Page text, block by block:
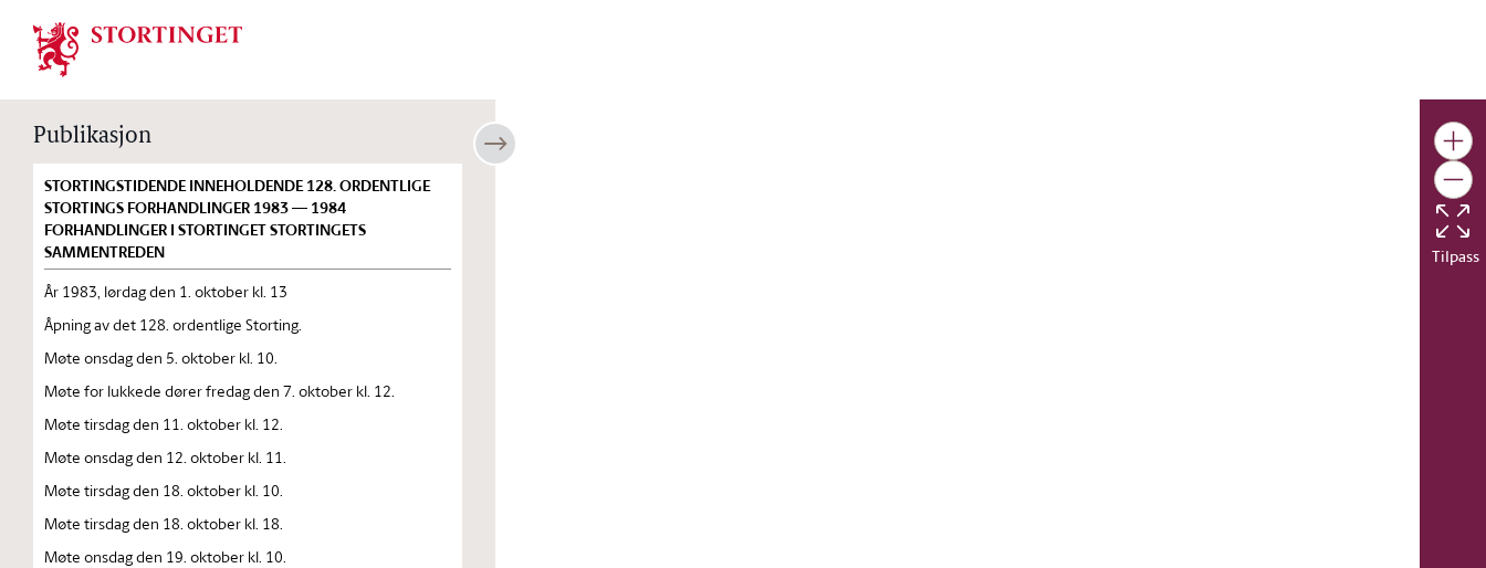
Stortinget.no
Publikasjon
STORTINGSTIDENDE INNEHOLDENDE 128. ORDENTLIGE
STORTINGS FORHANDLINGER 1983 — 1984
FORHANDLINGER I STORTINGET STORTINGETS
SAMMENTREDEN
År 1983, lørdag den 1. oktober kl. 13
Åpning av det 128. ordentlige Storting.
Møte onsdag den 5. oktober kl. 10.
Møte for lukkede dører fredag den 7. oktober kl. 12.
Møte tirsdag den 11. oktober kl. 12.
Møte onsdag den 12. oktober kl. 11.
Møte tirsdag den 18. oktober kl. 10.
Møte tirsdag den 18. oktober kl. 18.
Møte onsdag den 19. oktober kl. 10.